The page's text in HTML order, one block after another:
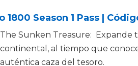
1800 Season 1 Pass |
The Sunken Treasure: Expande
continental, al tiempo que
auténtica caza del tesoro.